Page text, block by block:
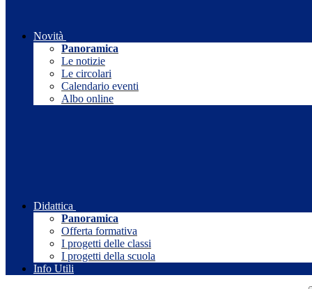
Novità
Panoramica
Le notizie
Le circolari
Calendario eventi
Albo online
Didattica
Panoramica
Offerta formativa
I progetti delle classi
I progetti della scuola
Info Utili